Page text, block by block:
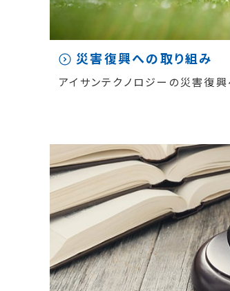
災害復興への取り組み
アイサンテクノロジーの災害復興